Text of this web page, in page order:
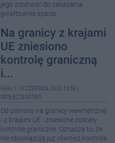
jego zdolność do zakażania
gwałtownie spada.
Na granicy z krajami
UE zniesiono
kontrolę graniczną
i...
KRAJ 13 CZERWCA 2020 13:59
SPOŁECZEŃSTWO
Od północy na granicy wewnętrznej
- z krajami UE - zniesione zostały
kontrole graniczne. Oznacza to, że
nie obowiązują już również kontrole